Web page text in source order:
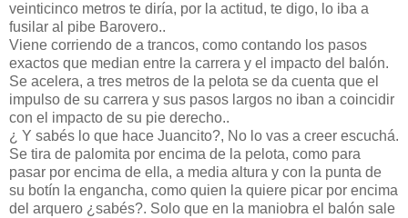
veinticinco metros te diría, por la actitud, te digo, lo iba a
fusilar al pibe Barovero..
Viene corriendo de a trancos, como contando los pasos
exactos que median entre la carrera y el impacto del balón.
Se acelera, a tres metros de la pelota se da cuenta que el
impulso de su carrera y sus pasos largos no iban a coincidir
con el impacto de su pie derecho..
¿ Y sabés lo que hace Juancito?, No lo vas a creer escuchá.
Se tira de palomita por encima de la pelota, como para
pasar por encima de ella, a media altura y con la punta de
su botín la engancha, como quien la quiere picar por encima
del arquero ¿sabés?. Solo que en la maniobra el balón sale